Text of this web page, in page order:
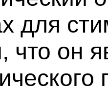
для
что он